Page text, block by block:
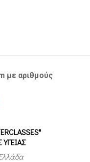
με αριθμούς